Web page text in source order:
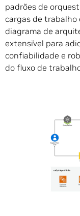
padrões de
cargas de trabalho
diagrama de
extensível para
confiabilidade e
do fluxo de